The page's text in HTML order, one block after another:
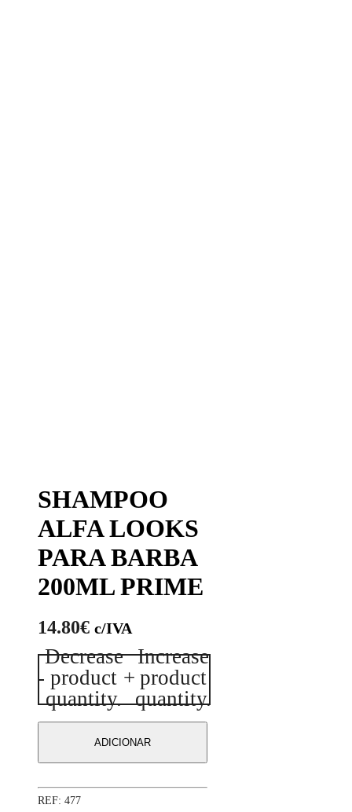
SHAMPOO
ALFA LOOKS
PARA BARBA
200ML PRIME
14.80€ c/IVA
-
Decrease
product
quantity.
Quantidade
de
SHAMPOO
ALFA
BARBA
200ML
+
Increase
product
quantity.
ADICIONAR
REF: 477